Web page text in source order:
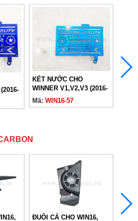
KÉT NƯỚC CHO
WINNER V1,V2,V3 (2016-
2022) XANH LƠ
Mã: WIN16-57
ĐUÔI CÁ CHO WIN16,